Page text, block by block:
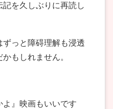
を久しぶりに再読し
っと障碍理解も浸透
もしれません。
よ』映画もいいです